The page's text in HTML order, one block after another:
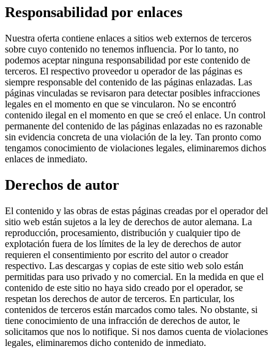
Responsabilidad por enlaces
Nuestra oferta contiene enlaces a sitios web externos de terceros
sobre cuyo contenido no tenemos influencia. Por lo tanto, no
podemos aceptar ninguna responsabilidad por este contenido de
terceros. El respectivo proveedor u operador de las páginas es
siempre responsable del contenido de las páginas enlazadas. Las
páginas vinculadas se revisaron para detectar posibles infracciones
legales en el momento en que se vincularon. No se encontró
contenido ilegal en el momento en que se creó el enlace. Un control
permanente del contenido de las páginas enlazadas no es razonable
sin evidencia concreta de una violación de la ley. Tan pronto como
tengamos conocimiento de violaciones legales, eliminaremos dichos
enlaces de inmediato.
Derechos de autor
El contenido y las obras de estas páginas creadas por el operador del
sitio web están sujetos a la ley de derechos de autor alemana. La
reproducción, procesamiento, distribución y cualquier tipo de
explotación fuera de los límites de la ley de derechos de autor
requieren el consentimiento por escrito del autor o creador
respectivo. Las descargas y copias de este sitio web solo están
permitidas para uso privado y no comercial. En la medida en que el
contenido de este sitio no haya sido creado por el operador, se
respetan los derechos de autor de terceros. En particular, los
contenidos de terceros están marcados como tales. No obstante, si
tiene conocimiento de una infracción de derechos de autor, le
solicitamos que nos lo notifique. Si nos damos cuenta de violaciones
legales, eliminaremos dicho contenido de inmediato.